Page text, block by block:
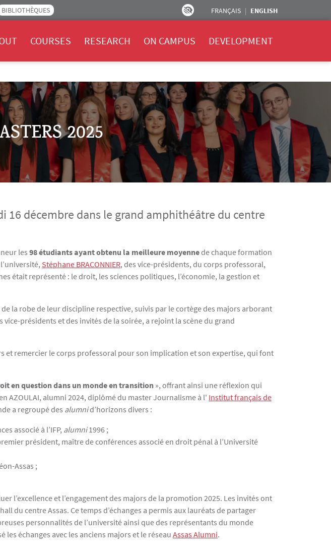
BIBLIOTHÈQUES FRANÇAIS ENGLISH
COURSES RESEARCH ON CAMPUS DEVELOPMENT
2025
16 décembre dans le grand amphithéâtre du centre
les 98 étudiants ayant obtenu la meilleure moyennede chaque formation
Stéphane BRACONNIER, des vice-présidents, du corps professoral,
était représenté : le droit, les sciences politiques, l’économie, la gestion et
la robe de leur discipline respective, suivis par le cortège des majors arborant
présidents et des invités de la soirée, a rejoint la scène du grand
remercier le corps professoral pour son implication et son expertise, qui font
en question dans un monde en transition », offrant ainsi une réflexion qui
AZOULAI, alumni 2024, diplômé du master Journalisme à l' Institut français de
a regroupé des alumnid’horizons divers :
associé à l’IFP, alumni1996 ;
président, maître de conférences associé en droit pénal à l’Université
Assas ;
l’excellence et l’engagement des majors de la promotion 2025. Les invités ont
du centre Assas. Ce temps d’échanges a permis aux lauréats de partager
personnalités de l’université ainsi que des représentants du monde
échanges avec les anciens majors et le réseau Assas Alumni.